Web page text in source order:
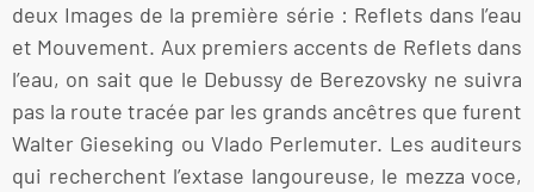
deux Images de la première série : Reflets dans l’eau
et Mouvement. Aux premiers accents de Reflets dans
l’eau, on sait que le Debussy de Berezovsky ne suivra
pas la route tracée par les grands ancêtres que furent
Walter Gieseking ou Vlado Perlemuter. Les auditeurs
qui recherchent l’extase langoureuse, le mezza voce,